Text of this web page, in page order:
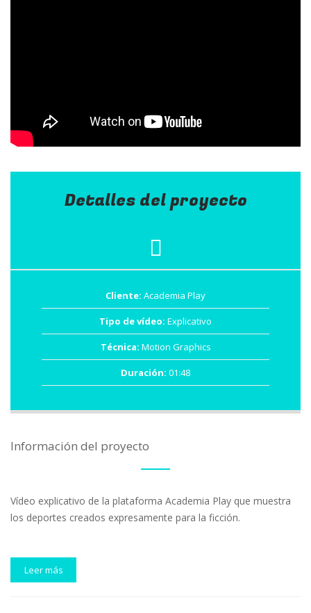
Detalles del proyecto
Cliente: Academia Play
Tipo de vídeo: Explicativo
Técnica: Motion Graphics
Duración: 01:48
Información del proyecto
Vídeo explicativo de la plataforma Academia Play que muestra
los deportes creados expresamente para la ficción.
Leer más